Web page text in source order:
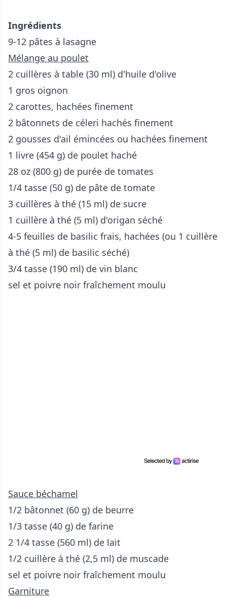
Ingrédients
9-12 pâtes à lasagne
Mélange au poulet
2 cuillères à table (30 ml) d'huile d'olive
1 gros oignon
2 carottes, hachées finement
2 bâtonnets de céleri hachés finement
2 gousses d'ail émincées ou hachées finement
1 livre (454 g) de poulet haché
28 oz (800 g) de purée de tomates
1/4 tasse (50 g) de pâte de tomate
3 cuillères à thé (15 ml) de sucre
1 cuillère à thé (5 ml) d'origan séché
4-5 feuilles de basilic frais, hachées (ou 1 cuillère
à thé (5 ml) de basilic séché)
3/4 tasse (190 ml) de vin blanc
sel et poivre noir fraîchement moulu
Sauce béchamel
1/2 bâtonnet (60 g) de beurre
1/3 tasse (40 g) de farine
2 1/4 tasse (560 ml) de lait
1/2 cuillère à thé (2,5 ml) de muscade
sel et poivre noir fraîchement moulu
Garniture